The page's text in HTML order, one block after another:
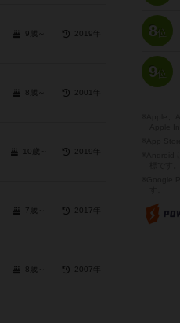
9歳～ 2019年
8歳～ 2001年
10歳～ 2019年
7歳～ 2017年
8歳～ 2007年
8位
9位